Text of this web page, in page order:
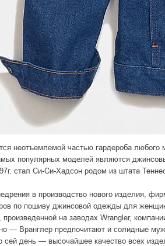
неотъемлемой частью гардероба
популярных моделей являются
стал Си-Си-Хадсон родом из штата
в производство нового изделия,
по пошиву джинсовой одежды для
на заводах Wrangler,
— Вранглер предпочитают и солидные
сей день — высочайшее качество всех